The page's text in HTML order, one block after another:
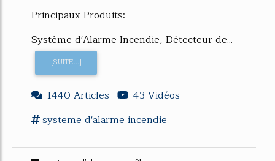
Principaux Produits:
Système d'Alarme Incendie, Détecteur de...
[SUITE...]
1440 Articles
43 Vidéos
systeme d'alarme incendie